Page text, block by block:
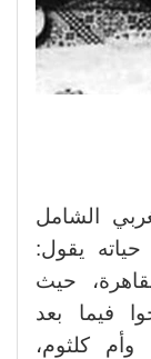
الشامل
يقول:
حيث
فيما بعد
وأم كلثوم،